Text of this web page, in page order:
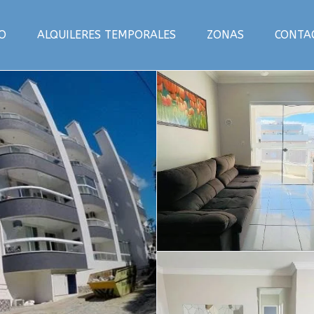
ALQUILERES TEMPORALES ZONAS